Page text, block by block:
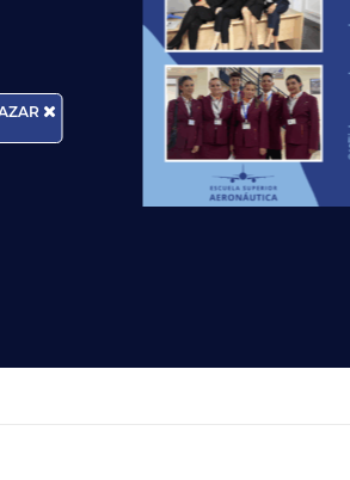
los datos personales que facilite con la
protección de datos a través del e-mail
nuestra